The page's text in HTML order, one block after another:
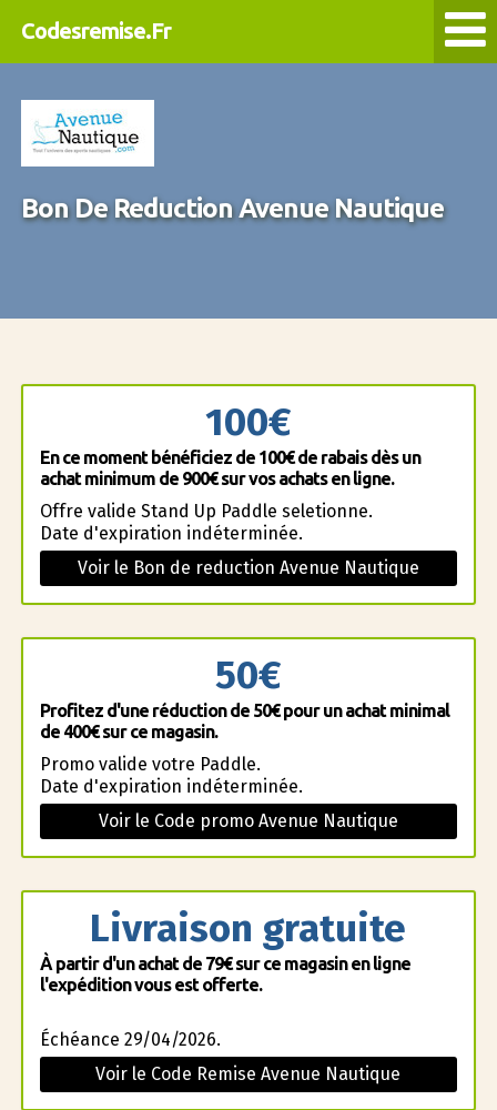
Codesremise.Fr
Bon De Reduction Avenue Nautique
100€
En ce moment bénéficiez de 100€ de rabais dès un
achat minimum de 900€ sur vos achats en ligne.
Offre valide Stand Up Paddle seletionne.
Date d'expiration indéterminée.
Voir le Bon de reduction Avenue Nautique
50€
Profitez d'une réduction de 50€ pour un achat minimal
de 400€ sur ce magasin.
Promo valide votre Paddle.
Date d'expiration indéterminée.
Voir le Code promo Avenue Nautique
Livraison gratuite
À partir d'un achat de 79€ sur ce magasin en ligne
l'expédition vous est offerte.
Échéance 29/04/2026.
Voir le Code Remise Avenue Nautique